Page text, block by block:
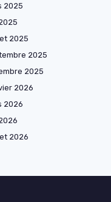
2025
2025
2025
2025
2026
2026
2026